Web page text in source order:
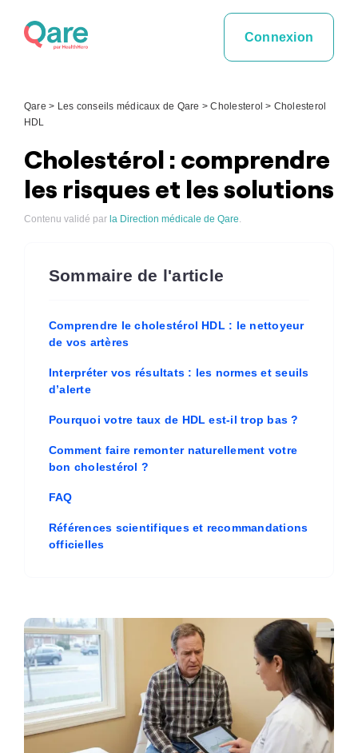
Connexion
Qare > Les conseils médicaux de Qare >Cholesterol > Cholesterol
HDL
Cholestérol : comprendre
les risques et les solutions
Contenu validé par la Direction médicale de Qare.
Sommaire de l'article
Comprendre le cholestérol HDL : le nettoyeur
de vos artères
Interpréter vos résultats : les normes et seuils
d’alerte
Pourquoi votre taux de HDL est-il trop bas ?
Comment faire remonter naturellement votre
bon cholestérol ?
FAQ
Références scientifiques et recommandations
officielles